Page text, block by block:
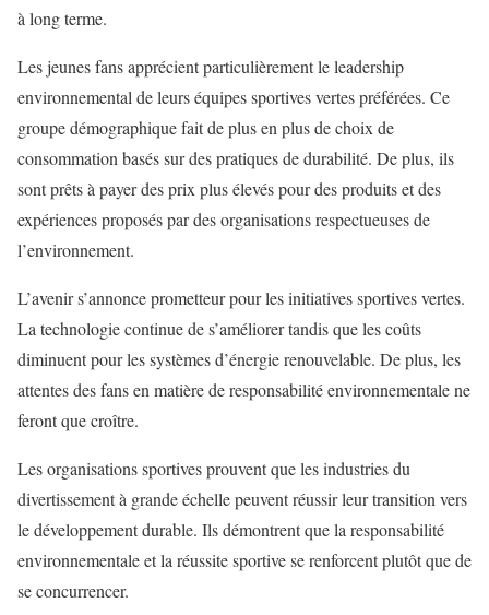
à long terme.
Les jeunes fans apprécient particulièrement le leadership
environnemental de leurs équipes sportives vertes préférées. Ce
groupe démographique fait de plus en plus de choix de
consommation basés sur des pratiques de durabilité. De plus, ils
sont prêts à payer des prix plus élevés pour des produits et des
expériences proposés par des organisations respectueuses de
l’environnement.
L’avenir s’annonce prometteur pour les initiatives sportives vertes.
La technologie continue de s’améliorer tandis que les coûts
diminuent pour les systèmes d’énergie renouvelable. De plus, les
attentes des fans en matière de responsabilité environnementale ne
feront que croître.
Les organisations sportives prouvent que les industries du
divertissement à grande échelle peuvent réussir leur transition vers
le développement durable. Ils démontrent que la responsabilité
environnementale et la réussite sportive se renforcent plutôt que de
se concurrencer.